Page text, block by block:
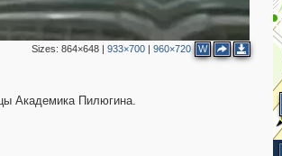
Sizes: 864×648| 933×700| 960×720 W
Академика Пилюгина.